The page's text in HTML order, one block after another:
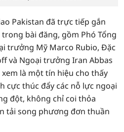
Pakistan đã trực tiếp gắn
bài đăng, gồm Phó Tổng
trưởng Mỹ Marco Rubio, Đặc
và Ngoại trưởng Iran Abbas
là một tín hiệu cho thấy
cực thúc đẩy các nỗ lực ngoại
đột, không chỉ coi thỏa
tải song phương đơn thuần